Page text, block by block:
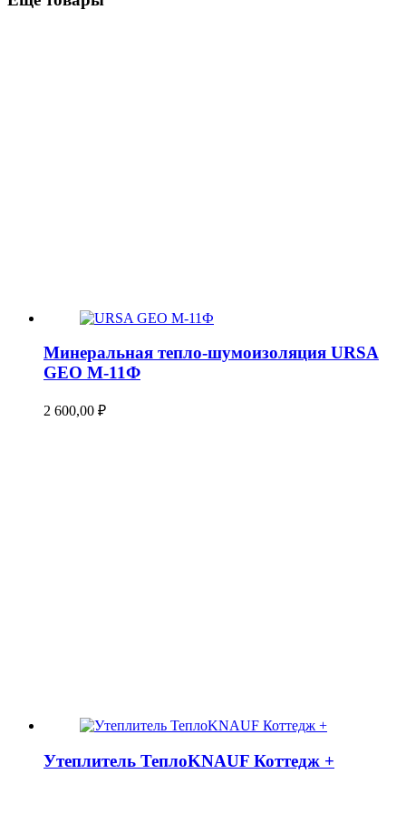
Минеральная тепло-шумоизоляция URSA
GEO М-11Ф
2 600,00 ₽
Утеплитель ТеплоKNAUF Коттедж +